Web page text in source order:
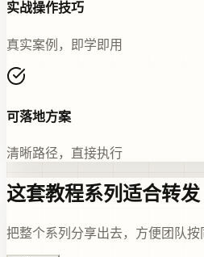
实战操作技巧
真实案例，即学即用
可落地方案
清晰路径，直接执行
这套教程系列适合转发
把整个系列分享出去，方便团队按